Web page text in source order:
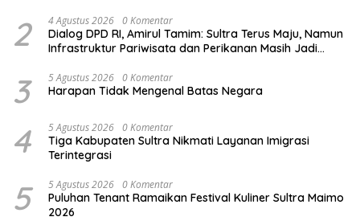
2 4 Agustus 2026 0 Komentar
Dialog DPD RI, Amirul Tamim: Sultra Terus Maju, Namun
Infrastruktur Pariwisata dan Perikanan Masih Jadi
3 5 Agustus 2026 0 Komentar
Harapan Tidak Mengenal Batas Negara
4 5 Agustus 2026 0 Komentar
Tiga Kabupaten Sultra Nikmati Layanan Imigrasi
Terintegrasi
5 5 Agustus 2026 0 Komentar
Puluhan Tenant Ramaikan Festival Kuliner Sultra Maimo
2026